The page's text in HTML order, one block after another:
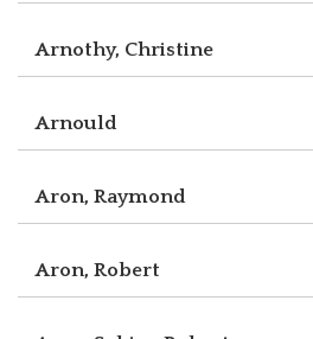
Arnothy, Christine
Arnould
Aron, Raymond
Aron, Robert